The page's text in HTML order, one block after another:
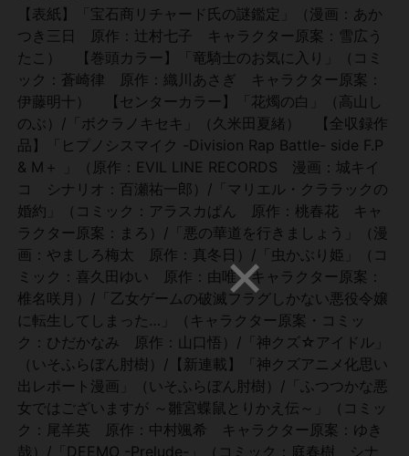
【表紙】「宝石商リチャード氏の謎鑑定」（漫画：あか
つき三日 原作：辻村七子 キャラクター原案：雪広う
たこ） 【巻頭カラー】「竜騎士のお気に入り」（コミ
ック：蒼崎律 原作：織川あさぎ キャラクター原案：
伊藤明十） 【センターカラー】「花燭の白」（高山し
のぶ）/「ボクラノキセキ」（久米田夏緒） 【全収録作
品】「ヒプノシスマイク -Division Rap Battle- side F.P
& M＋ 」（原作：EVIL LINE RECORDS 漫画：城キイ
コ シナリオ：百瀬祐一郎）/「マリエル・クララックの
婚約」（コミック：アラスカぱん 原作：桃春花 キャ
ラクター原案：まろ）/「悪の華道を行きましょう」（漫
画：やましろ梅太 原作：真冬日）/「虫かぶり姫」（コ
ミック：喜久田ゆい 原作：由唯 キャラクター原案：
椎名咲月）/「乙女ゲームの破滅フラグしかない悪役令嬢
に転生してしまった…」（キャラクター原案・コミッ
ク：ひだかなみ 原作：山口悟）/「神クズ☆アイドル」
（いそふらぼん肘樹）/【新連載】「神クズアニメ化思い
出レポート漫画」（いそふらぼん肘樹）/「ふつつかな悪
女ではございますが ～雛宮蝶鼠とりかえ伝～」（コミッ
ク：尾羊英 原作：中村颯希 キャラクター原案：ゆき
哉）/「DEEMO -Prelude-」（コミック：庭春樹 シナ